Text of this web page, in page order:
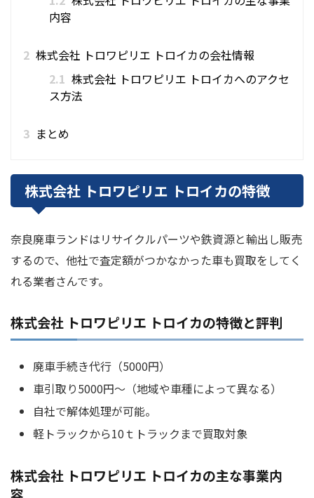
内容
2 株式会社 トロワピリエ トロイカの会社情報
2.1 株式会社 トロワピリエ トロイカへのアクセ
ス方法
3 まとめ
株式会社 トロワピリエ トロイカの特徴
奈良廃車ランドはリサイクルパーツや鉄資源と輸出し販売
するので、他社で査定額がつかなかった車も買取をしてく
れる業者さんです。
株式会社 トロワピリエ トロイカの特徴と評判
廃車手続き代行（5000円）
車引取り5000円～（地域や車種によって異なる）
自社で解体処理が可能。
軽トラックから10ｔトラックまで買取対象
株式会社 トロワピリエ トロイカの主な事業内
容